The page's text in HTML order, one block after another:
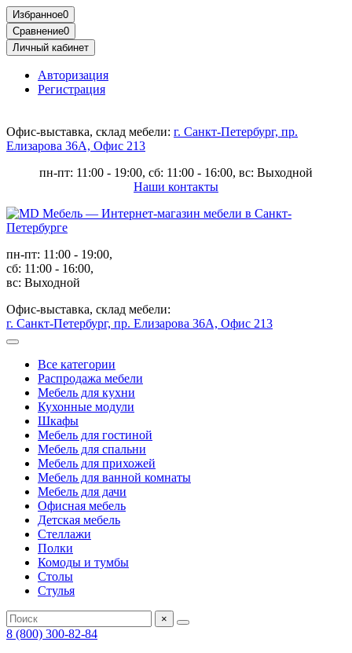
Избранное0
Сравнение0
Личный кабинет
Авторизация
Регистрация
Офис-выставка, склад мебели: г. Санкт-Петербург, пр.
Елизарова 36А, Офис 213
пн-пт: 11:00 - 19:00, сб: 11:00 - 16:00, вс: Выходной
Наши контакты
пн-пт: 11:00 - 19:00,
сб: 11:00 - 16:00,
вс: Выходной
Офис-выставка, склад мебели:
г. Санкт-Петербург, пр. Елизарова 36А, Офис 213
Все категории
Распродажа мебели
Мебель для кухни
Кухонные модули
Шкафы
Мебель для гостиной
Мебель для спальни
Мебель для прихожей
Мебель для ванной комнаты
Мебель для дачи
Офисная мебель
Детская мебель
Стеллажи
Полки
Комоды и тумбы
Столы
Стулья
×
8 (800) 300-82-84